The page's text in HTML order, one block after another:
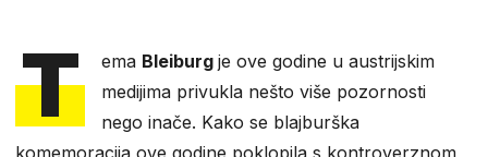
T ema Bleiburgje ove godine u austrijskim
medijima privukla nešto više pozornosti
nego inače. Kako se blajburška
komemoracija ove godine poklopila s kontroverznom